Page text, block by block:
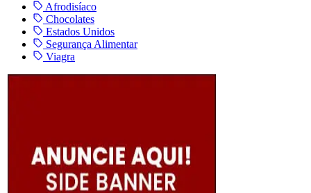
Afrodisíaco
Chocolates
Estados Unidos
Segurança Alimentar
Viagra